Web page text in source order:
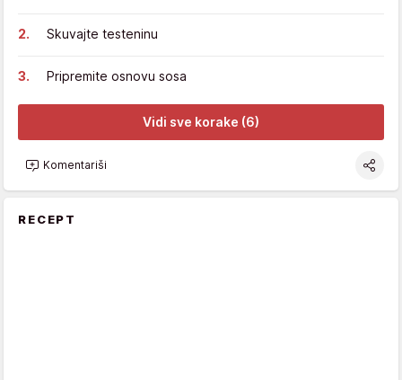
Skuvajte testeninu
Pripremite osnovu sosa
Vidi sve korake (6)
Komentariši
RECEPT